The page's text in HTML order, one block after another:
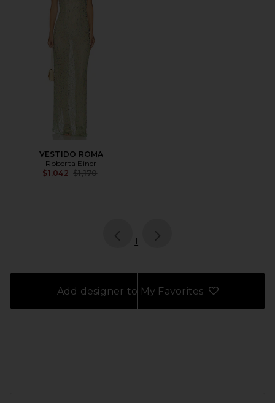
VESTIDO ROMA
Roberta Einer
$1,042 Previous price:
$1,170
page
1
Add designer to My Favorites